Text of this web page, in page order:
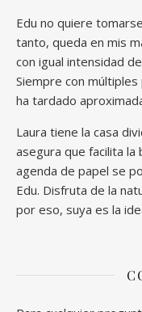
Edu no quiere
tanto, queda en mis
con igual intensidad
Siempre con
ha tardado
Laura tiene la casa
asegura que facilita
agenda de papel se
Edu. Disfruta de la
por eso, suya es la